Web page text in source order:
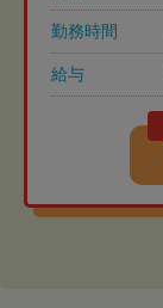
勤務時間
給与